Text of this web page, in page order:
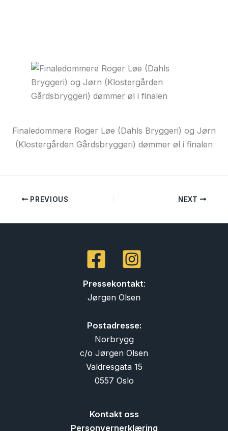
Finaledommere Roger Løe (Dahls Bryggeri) og Jørn
(Klostergården Gårdsbryggeri) dømmer øl i finalen
PREVIOUS NEXT
Pressekontakt:
Jørgen Olsen
Postadresse:
Norbrygg
c/o Jørgen Olsen
Valdresgata 15
0557 Oslo
Kontakt oss
Personvernerklæring